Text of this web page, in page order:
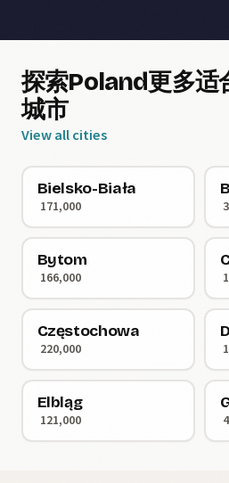
探索Poland更多适
城市
View all cities
Bielsko-Biała
171,000
Bytom
166,000
Częstochowa
220,000
Elbląg
121,000